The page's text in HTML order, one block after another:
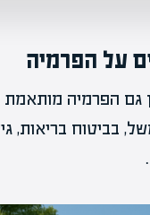
על הפרמיה
גם הפרמיה
בביטוח בריאות,